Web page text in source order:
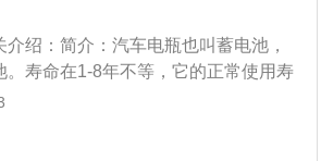
向其他的车辆求助，胞们车辆上的
极相连，正极和正极相连；2、在
饮用纯净水代替。因为纯净水中含
、在启动汽车时，不间断地使用启
汽车电瓶使用的注意事项：1、避免
关上车内用电设备。3、呼叫保险
一般都会有救援服务，大多数都是
费用了。只要你不是在荒郊野外，
甚至可以直接接在车载冰箱上。不
绍：简介：汽车电瓶也叫蓄电池，
寿命在1-8年不等，它的正常使用寿
的情况下基本可以使用3年以上。
靠。车辆在行驶中产生剧烈震动,使